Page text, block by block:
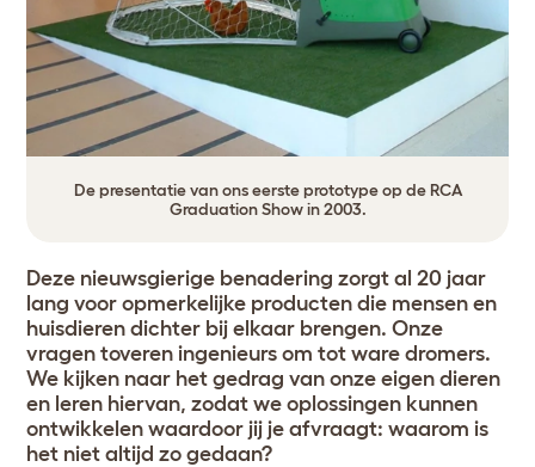
De presentatie van ons eerste prototype op de RCA
Graduation Show in 2003.
Deze nieuwsgierige benadering zorgt al 20 jaar
lang voor opmerkelijke producten die mensen en
huisdieren dichter bij elkaar brengen. Onze
vragen toveren ingenieurs om tot ware dromers.
We kijken naar het gedrag van onze eigen dieren
en leren hiervan, zodat we oplossingen kunnen
ontwikkelen waardoor jij je afvraagt: waarom is
het niet altijd zo gedaan?